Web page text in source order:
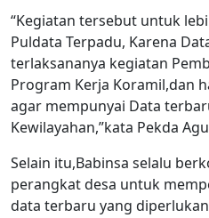
“Kegiatan tersebut untuk
Puldata Terpadu, Karena
terlaksananya kegiatan
Program Kerja Koramil,dan
agar mempunyai Data
Kewilayahan,”kata Pekda
Selain itu,Babinsa selalu
perangkat desa untuk
data terbaru yang